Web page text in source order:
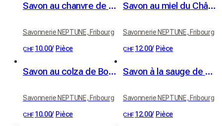
Savon au chanvre de Dizy - bio
Savonnerie NEPTUNE, Fribourg
CHF 10.00/ Pièce
Savon au miel du Château - bio
Savonnerie NEPTUNE, Fribourg
CHF 12.00/ Pièce
Savon au colza de Boussens - bio
Savonnerie NEPTUNE, Fribourg
CHF 10.00/ Pièce
Savon à la sauge de Coinsins - bio
Savonnerie NEPTUNE, Fribourg
CHF 12.00/ Pièce